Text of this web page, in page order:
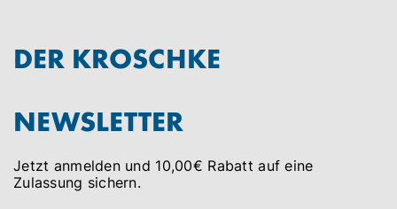
DER KROSCHKE
NEWSLETTER
Jetzt anmelden und 10,00€ Rabatt auf eine
Zulassung sichern.